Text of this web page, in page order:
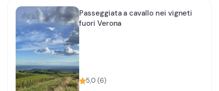
Passeggiata a cavallo nei vigneti
fuori Verona
5,0 (6)